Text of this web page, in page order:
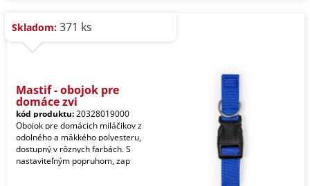
Skladom: 371 ks
Mastif - obojok pre
domáce zvi
kód produktu:20328019000
Obojok pre domácich miláčikov z
odolného a mäkkého polyesteru,
dostupný v rôznych farbách. S
nastaviteľným popruhom, zap